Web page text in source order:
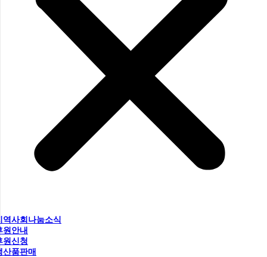
역사회나눔소식
원안내
원신청
산품판매